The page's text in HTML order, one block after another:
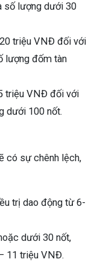
số lượng dưới 30
triệu VNĐ đối với
lượng đốm tàn
triệu VNĐ đối với
dưới 100 nốt.
có sự chênh lệch,
trị dao động từ 6-
dưới 30 nốt,
11 triệu VNĐ.